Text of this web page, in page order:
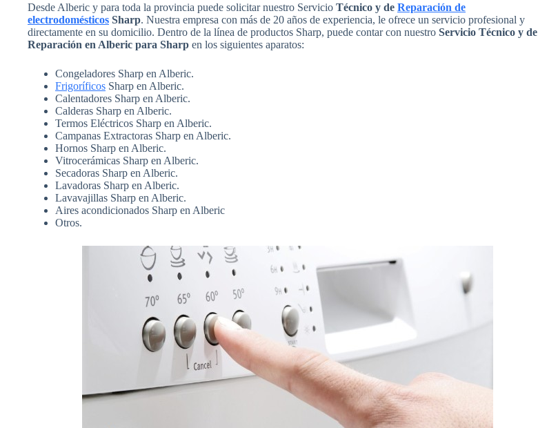
Desde Alberic y para toda la provincia puede solicitar nuestro Servicio Técnico y de Reparación de
electrodomésticos Sharp. Nuestra empresa con más de 20 años de experiencia, le ofrece un servicio profesional y
directamente en su domicilio. Dentro de la línea de productos Sharp, puede contar con nuestro Servicio Técnico y de
Reparación en Alberic para Sharp en los siguientes aparatos:
Congeladores Sharp en Alberic.
Frigoríficos Sharp en Alberic.
Calentadores Sharp en Alberic.
Calderas Sharp en Alberic.
Termos Eléctricos Sharp en Alberic.
Campanas Extractoras Sharp en Alberic.
Hornos Sharp en Alberic.
Vitrocerámicas Sharp en Alberic.
Secadoras Sharp en Alberic.
Lavadoras Sharp en Alberic.
Lavavajillas Sharp en Alberic.
Aires acondicionados Sharp en Alberic
Otros.